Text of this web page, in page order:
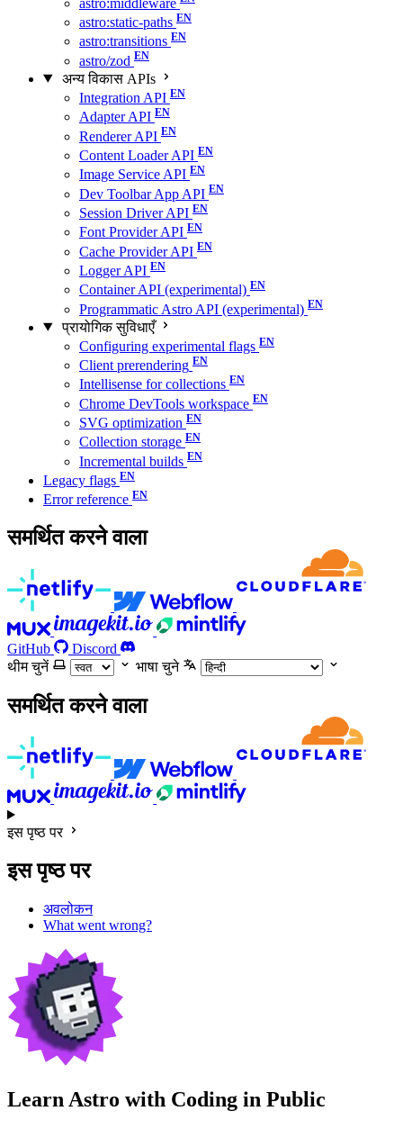
astro:static-paths
astro:transitions
astro/zod
अन्य विकास APIs
Integration API
Adapter API
Renderer API
Content Loader API
Image Service API
Dev Toolbar App API
Session Driver API
Font Provider API
Cache Provider API
Logger API
Container API (experimental)
Programmatic Astro API (experimental)
प्रायोगिक सुविधाएँ
Configuring experimental flags
Client prerendering
Intellisense for collections
Chrome DevTools workspace
SVG optimization
Collection storage
Incremental builds
Legacy flags
Error reference
समर्थित करने वाला
GitHub
Discord
थीम चुनें
भाषा चुने
समर्थित करने वाला
इस पृष्ठ पर
इस पृष्ठ पर
अवलोकन
What went wrong?
Learn Astro with Coding in Public